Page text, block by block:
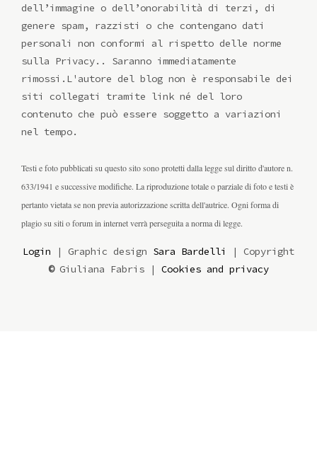
dell’immagine o dell’onorabilità di terzi, di
genere spam, razzisti o che contengano dati
personali non conformi al rispetto delle norme
sulla Privacy.. Saranno immediatamente
rimossi.L'autore del blog non è responsabile dei
siti collegati tramite link né del loro
contenuto che può essere soggetto a variazioni
nel tempo.
Testi e foto pubblicati su questo sito sono protetti dalla legge sul diritto d'autore n.
633/1941 e successive modifiche. La riproduzione totale o parziale di foto e testi è
pertanto vietata se non previa autorizzazione scritta dell'autrice. Ogni forma di
plagio su siti o forum in internet verrà perseguita a norma di legge.
Login | Graphic design Sara Bardelli
| Copyright
© Giuliana Fabris | Cookies and privacy